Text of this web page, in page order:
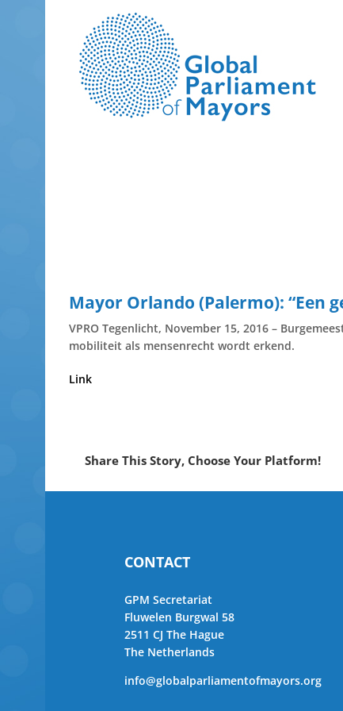
Mayor Orlando (Palermo): “Een
VPRO Tegenlicht, November 15, 2016 –
mobiliteit als mensenrecht wordt erkend.
Link
Share This Story, Choose Your Platform!
CONTACT
GPM Secretariat
Fluwelen Burgwal 58
2511 CJ The Hague
The Netherlands
info@globalparliamentofmayors.org